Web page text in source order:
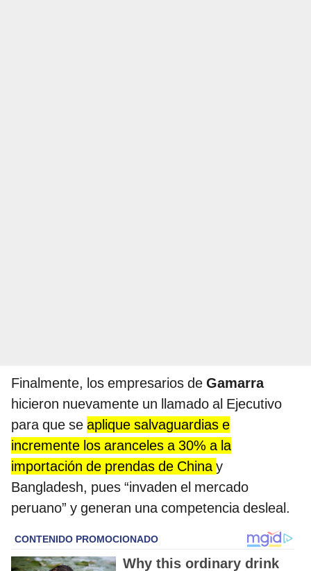
Finalmente, los empresarios de Gamarra
hicieron nuevamente un llamado al Ejecutivo
para que se aplique salvaguardias e
incremente los aranceles a 30% a la
importación de prendas de Chinay
Bangladesh, pues “invaden el mercado
peruano” y generan una competencia desleal.